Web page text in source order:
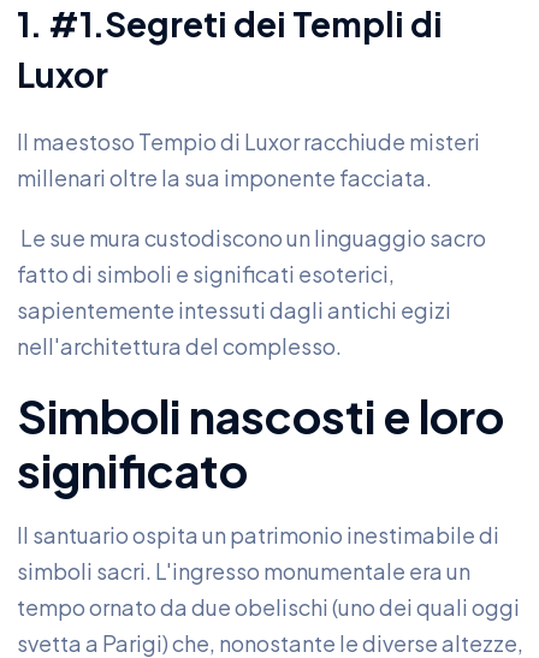
1. #1.Segreti dei Templi di
Luxor
Il maestoso Tempio di Luxor racchiude misteri
millenari oltre la sua imponente facciata.
Le sue mura custodiscono un linguaggio sacro
fatto di simboli e significati esoterici,
sapientemente intessuti dagli antichi egizi
nell'architettura del complesso.
Simboli nascosti e loro
significato
Il santuario ospita un patrimonio inestimabile di
simboli sacri. L'ingresso monumentale era un
tempo ornato da due obelischi (uno dei quali oggi
svetta a Parigi) che, nonostante le diverse altezze,